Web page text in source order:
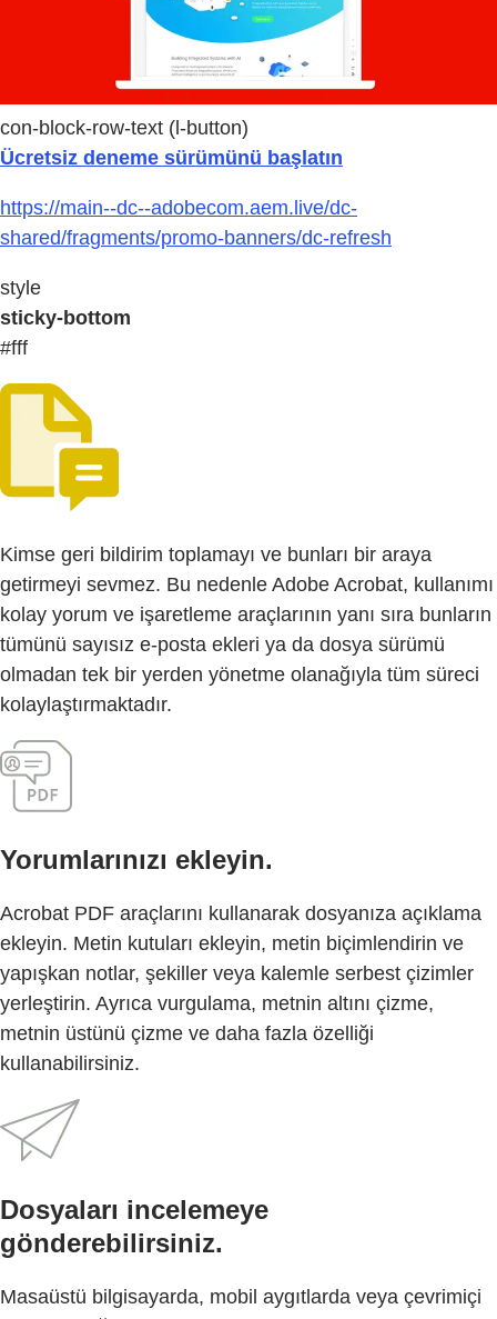
con-block-row-text (l-button)
Ücretsiz deneme sürümünü başlatın
https://main--dc--adobecom.aem.live/dc-
shared/fragments/promo-banners/dc-refresh
style
sticky-bottom
#fff
Kimse geri bildirim toplamayı ve bunları bir araya
getirmeyi sevmez. Bu nedenle Adobe Acrobat, kullanımı
kolay yorum ve işaretleme araçlarının yanı sıra bunların
tümünü sayısız e-posta ekleri ya da dosya sürümü
olmadan tek bir yerden yönetme olanağıyla tüm süreci
kolaylaştırmaktadır.
Yorumlarınızı ekleyin.
Acrobat PDF araçlarını kullanarak dosyanıza açıklama
ekleyin. Metin kutuları ekleyin, metin biçimlendirin ve
yapışkan notlar, şekiller veya kalemle serbest çizimler
yerleştirin. Ayrıca vurgulama, metnin altını çizme,
metnin üstünü çizme ve daha fazla özelliği
kullanabilirsiniz.
Dosyaları incelemeye
gönderebilirsiniz.
Masaüstü bilgisayarda, mobil aygıtlarda veya çevrimiçi